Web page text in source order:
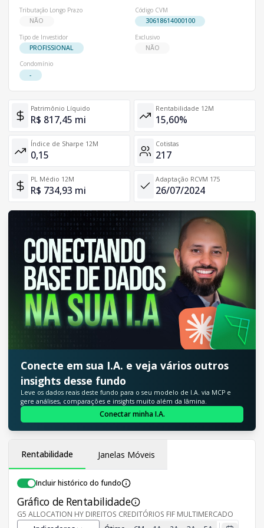
Tributação Longo Prazo
NÃO
Código CVM
30618614000100
Tipo de Investidor
PROFISSIONAL
Exclusivo
NÃO
Condomínio
-
Patrimônio Líquido
R$ 817,45 mi
Rentabilidade 12M
15,60%
Índice de Sharpe 12M
0,15
Cotistas
217
PL Médio 12M
R$ 734,93 mi
Adaptação RCVM 175
26/07/2024
Conecte em sua I.A. e veja vários outros
insights desse fundo
Leve os dados reais deste fundo para o seu modelo de I.A. via MCP e
gere análises, comparações e insights muito além da lâmina.
Conectar minha I.A.
Rentabilidade Janelas Móveis
Incluir histórico do fundo
Gráfico de Rentabilidade
G5 ALLOCATION HY DIREITOS CREDITÓRIOS FIF MULTIMERCADO